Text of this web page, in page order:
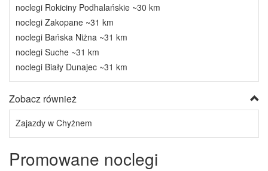
noclegi Rokiciny Podhalańskie ~30 km
noclegi Zakopane ~31 km
noclegi Bańska Niżna ~31 km
noclegi Suche ~31 km
noclegi Biały Dunajec ~31 km
Zobacz również
Zajazdy w Chyżnem
Promowane noclegi